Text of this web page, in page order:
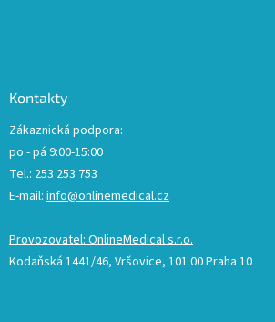
Kontakty
Zákaznická podpora:
po - pá 9:00-15:00
Tel.: 253 253 753
E-mail: info@onlinemedical.cz
Provozovatel: OnlineMedical s.r.o.
Kodaňská 1441/46, Vršovice, 101 00 Praha 10